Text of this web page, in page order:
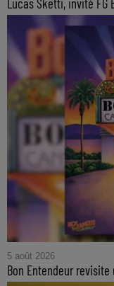
Lucas Sketti, invité
5 août 2026
Bon Entendeur